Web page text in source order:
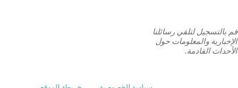
قم بالتسجيل لتلقي رسائلنا
الإخبارية والمعلومات حول
الأحداث القادمة.